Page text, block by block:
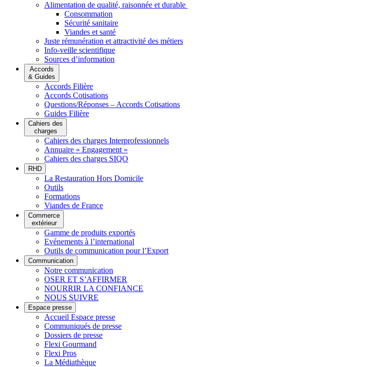
Alimentation de qualité, raisonnée et durable
Consommation
Sécurité sanitaire
Viandes et santé
Juste rémunération et attractivité des métiers
Info-veille scientifique
Sources d’information
Accords
& Guides
Accords Filière
Accords Cotisations
Questions/Réponses – Accords Cotisations
Guides Filière
Cahiers des
charges
Cahiers des charges Interprofessionnels
Annuaire « Engagement »
Cahiers des charges SIQO
RHD
La Restauration Hors Domicile
Outils
Formations
Viandes de France
Commerce
extérieur
Gamme de produits exportés
Evénements à l’international
Outils de communication pour l’Export
Communication
Notre communication
OSER ET S’AFFIRMER
NOURRIR LA CONFIANCE
NOUS SUIVRE
Espace presse
Accueil Espace presse
Communiqués de presse
Dossiers de presse
Flexi Gourmand
Flexi Pros
La Médiathèque